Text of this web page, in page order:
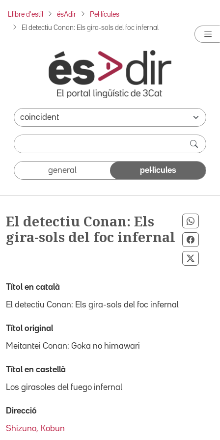
Llibre d'estil ésAdir Pel·lícules
El detectiu Conan: Els gira-sols del foc infernal
general pel·lícules
El detectiu Conan: Els
gira-sols del foc infernal
Títol en català
El detectiu Conan: Els gira-sols del foc infernal
Títol original
Meitantei Conan: Goka no himawari
Títol en castellà
Los girasoles del fuego infernal
Direcció
Shizuno, Kobun